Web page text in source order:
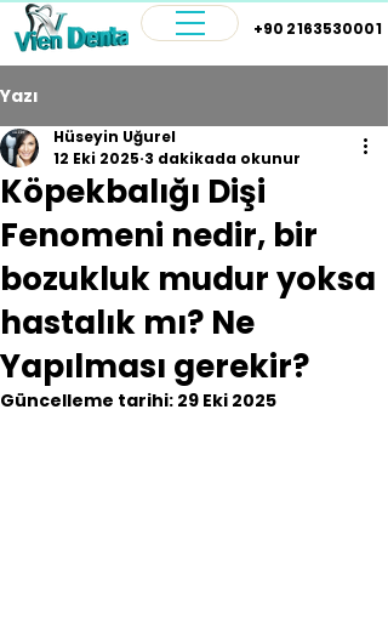
+90 2163530001
Yazı
Köpekbalığı Dişi
Fenomeni nedir, bir
bozukluk mudur yoksa
hastalık mı? Ne
Yapılması gerekir?
Hüseyin Uğurel
12 Eki 2025 3 dakikada okunur
Güncelleme tarihi: 29 Eki 2025